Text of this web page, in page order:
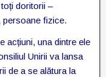
doritorii –
persoane fizice.
acțiuni, una dintre ele
Unirii va lansa
de a se alătura la